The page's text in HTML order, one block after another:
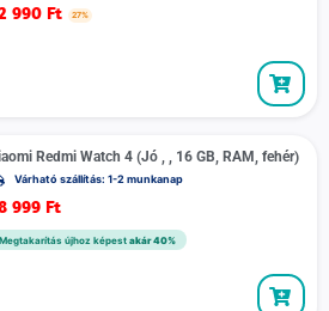
990 Ft 27%
Redmi Watch 4 (Jó , , 16 GB, RAM, fehér)
Várható szállítás: 1-2 munkanap
999 Ft
Megtakarítás újhoz képest akár 40%